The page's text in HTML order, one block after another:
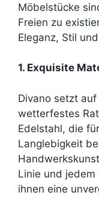
Möbelstücke
Freien zu
Eleganz, Stil
1. Exquisite
Divano setzt
wetterfestes
Edelstahl, die
Langlebigkeit
Linie und
ihnen eine